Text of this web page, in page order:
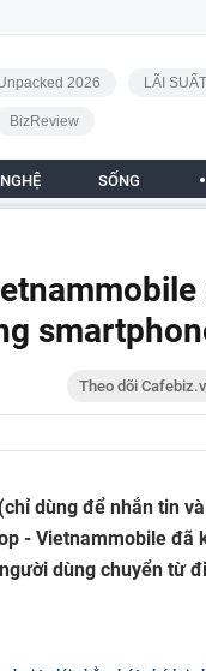
2026 LÃI
BizReview
SỐNG
Theo dõi
dùng để nhắn tin
- Vietnammobile đã
dùng chuyển từ